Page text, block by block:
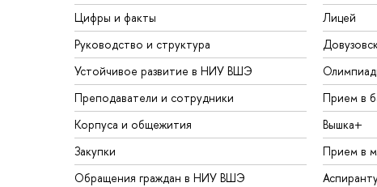
Цифры и факты
Руководство и структура
Устойчивое развитие в НИУ ВШЭ
Преподаватели и сотрудники
Корпуса и общежития
Закупки
Обращения граждан в НИУ ВШЭ
Лицей
Прием в
Вышка+
Прием в